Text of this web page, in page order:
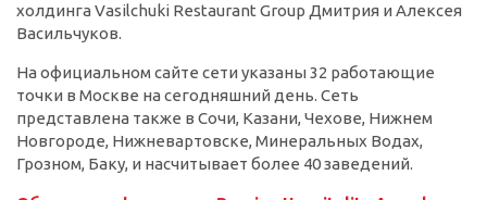
холдинга Vasilchuki Restaurant Group Дмитрия и Алексея
Васильчуков.
На официальном сайте сети указаны 32 работающие
точки в Москве на сегодняшний день. Сеть
представлена также в Сочи, Казани, Чехове, Нижнем
Новгороде, Нижневартовске, Минеральных Водах,
Грозном, Баку, и насчитывает более 40 заведений.